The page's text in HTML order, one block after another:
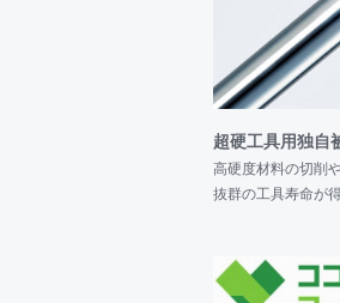
2025年
長年にわ
領域で使
材に対応
ぜひお
超硬工具用独自
高硬度材料の切削
抜群の工具寿命が